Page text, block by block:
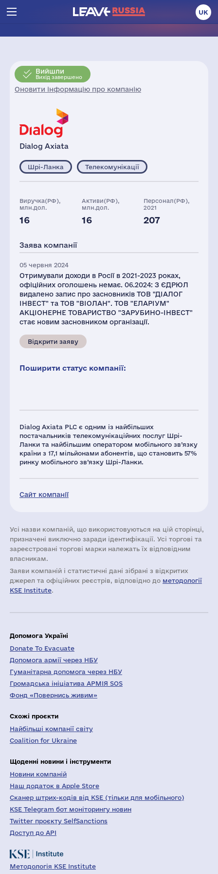
UK
Вийшли
Вихід завершено
Оновити інформацію про компанію
Dialog Axiata
Dialog Axiata PLC є одним із найбільших
постачальників телекомунікаційних послуг Шрі-
Ланки та найбільшим оператором мобільного зв’язку
країни з 17,1 мільйонами абонентів, що становить 57%
ринку мобільного зв’язку Шрі-Ланки.
Сайт компанії
Шрі-Ланка Телекомунікації
Виручка(РФ),
млн.дол.
16
Активи(РФ),
млн.дол.
16
Персонал(РФ),
2021
207
1
Заява компанії
05 червня 2024
Отримували доходи в Росії в 2021-2023 роках,
офіційних оголошень немає. 06.2024: З ЄДРЮЛ
видалено запис про засновників ТОВ "ДІАЛОГ
ІНВЕСТ" та ТОВ "ВІОЛАН". ТОВ "ЕЛАРІУМ"
АКЦІОНЕРНЕ ТОВАРИСТВО "ЗАРУБИНО-ІНВЕСТ"
стає новим засновником організації.
Відкрити заяву
Поширити статус компанії:
Усі назви компаній, що використовуються на цій сторінці,
призначені виключно заради ідентифікації. Усі торгові та
зареєстровані торгові марки належать їх відповідним
власникам.
Заяви компаній i статистичні дані зібрані з відкритих
джерел та офіційних реєстрів, відповідно до методології
KSE Institute.
Допомога Україні
Donate To Evacuate
Допомога армії через НБУ
Гуманітарна допомога через НБУ
Громадська ініціатива АРМІЯ SOS
Фонд «Повернись живим»
Схожі проєкти
Найбільші компанії світу
Coalition for Ukraine
Щоденні новини і інструменти
Новини компаній
Наш додаток в Apple Store
Сканер штрих-кодів від KSE (тільки для мобільного)
KSE Telegram бот моніторингу новин
Twitter проєкту SelfSanctions
Доступ до API
Методологія KSE Institute